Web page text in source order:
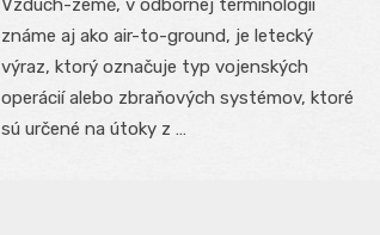
Vzduch-země, v odbornej terminológii
známe aj ako air-to-ground, je letecký
výraz, ktorý označuje typ vojenských
operácií alebo zbraňových systémov, ktoré
sú určené na útoky z …